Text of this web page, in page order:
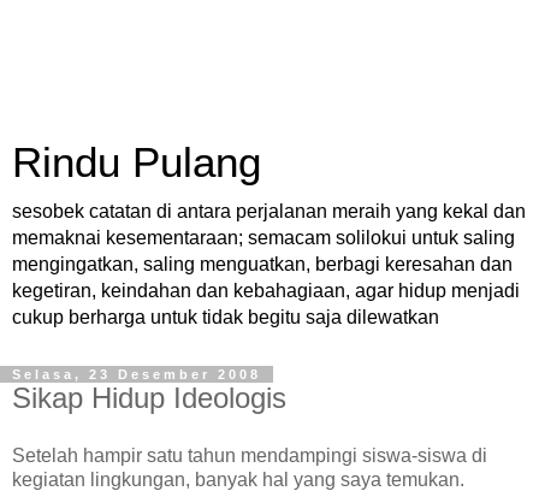
Rindu Pulang
sesobek catatan di antara perjalanan meraih yang kekal dan
memaknai kesementaraan; semacam solilokui untuk saling
mengingatkan, saling menguatkan, berbagi keresahan dan
kegetiran, keindahan dan kebahagiaan, agar hidup menjadi
cukup berharga untuk tidak begitu saja dilewatkan
Selasa, 23 Desember 2008
Sikap Hidup Ideologis
Setelah hampir satu tahun mendampingi siswa-siswa di
kegiatan lingkungan, banyak hal yang saya temukan.